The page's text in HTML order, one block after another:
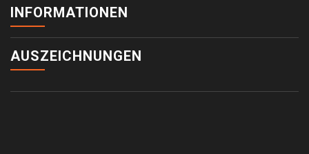
INFORMATIONEN
AUSZEICHNUNGEN